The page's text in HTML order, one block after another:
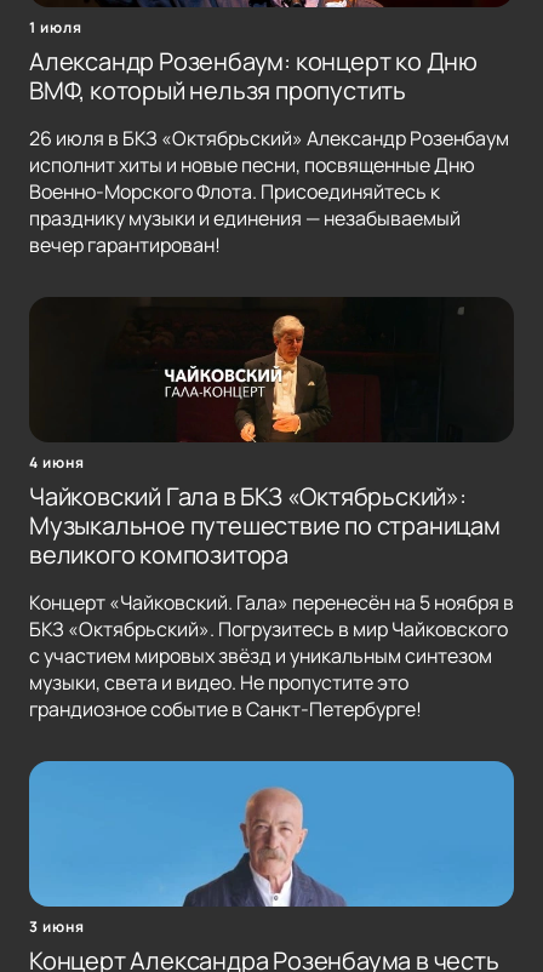
1 июля
Александр Розенбаум: концерт ко Дню
ВМФ, который нельзя пропустить
26 июля в БКЗ «Октябрьский» Александр Розенбаум
исполнит хиты и новые песни, посвященные Дню
Военно-Морского Флота. Присоединяйтесь к
празднику музыки и единения — незабываемый
вечер гарантирован!
4 июня
Чайковский Гала в БКЗ «Октябрьский»:
Музыкальное путешествие по страницам
великого композитора
Концерт «Чайковский. Гала» перенесён на 5 ноября в
БКЗ «Октябрьский». Погрузитесь в мир Чайковского
с участием мировых звёзд и уникальным синтезом
музыки, света и видео. Не пропустите это
грандиозное событие в Санкт-Петербурге!
3 июня
Концерт Александра Розенбаума в честь